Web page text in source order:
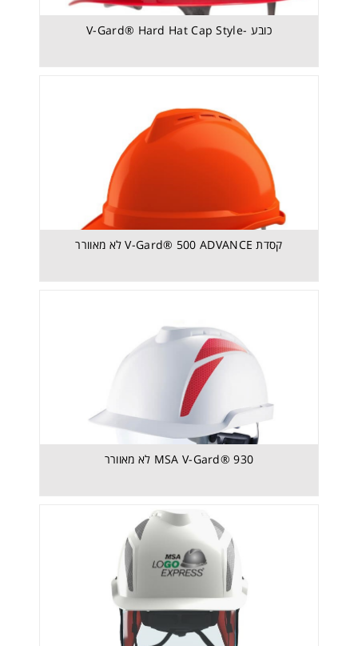
כובע -V-Gard® Hard Hat Cap Style
קסדת V-Gard® 500 ADVANCE לא מאוורר
MSA V-Gard® 930 לא מאוורר